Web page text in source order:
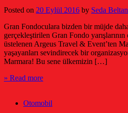
Posted on 20 Eylül 2016 by Seda
Gran Fondoculara bizden bir müjde
gerçekleştirilen Gran Fondo yarışlarının
üstelenen Argeus Travel & Event’ten
yaşayanları sevindirecek bir
Marmara! Bu sene ülkemizin […]
» Read more
Otomobil